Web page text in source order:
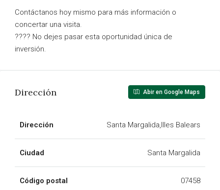
Contáctanos hoy mismo para más información o
concertar una visita.
???? No dejes pasar esta oportunidad única de
inversión.
Dirección Abir en Google Maps
Dirección Santa Margalida,Illes Balears
Ciudad Santa Margalida
Código postal 07458